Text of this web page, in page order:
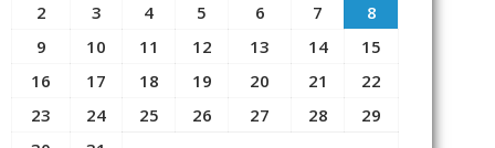
2
3 4 5 6 7
8
9
10 11 12 13 14
15
16
17 18 19 20 21
22
23
24 25 26 27 28
29